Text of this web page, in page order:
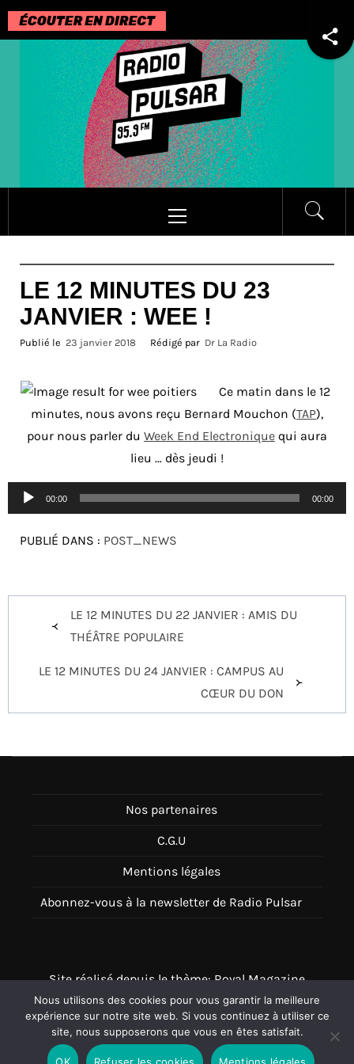
Passer
au
contenu
principal
LE 12 MINUTES DU 23
JANVIER : WEE !
Publié le 23 janvier 2018 Rédigé par Dr La Radio
Ce matin dans le 12
minutes, nous avons reçu Bernard Mouchon (TAP),
pour nous parler du Week End Electronique qui aura
lieu … dès jeudi !
Lecteur
audio
00:00 00:00
PUBLIÉ DANS : POST_NEWS
Navigation
LE 12 MINUTES DU 22 JANVIER : AMIS DU
THÉÂTRE POPULAIRE
LE 12 MINUTES DU 24 JANVIER : CAMPUS AU
CŒUR DU DON
Nos partenaires
C.G.U
Mentions légales
Abonnez-vous à la newsletter de Radio Pulsar
Site réalisé depuis le thème: Royal Magazine
Thème disponible sur Wordpress
Nous utilisons des cookies pour vous garantir la meilleure
expérience sur notre site web. Si vous continuez à utiliser ce
site, nous supposerons que vous en êtes satisfait.